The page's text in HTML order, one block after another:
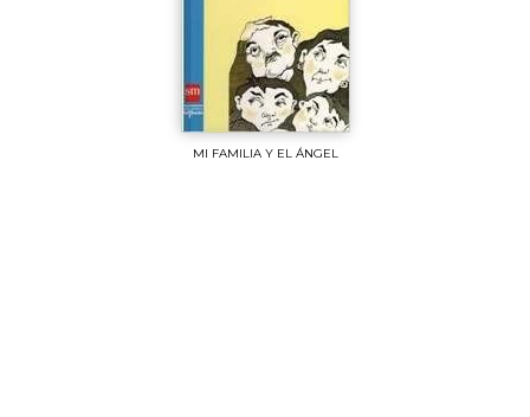
MI FAMILIA Y EL ÁNGEL